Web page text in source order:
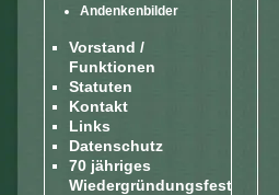
Andenkenbilder
Vorstand /
Funktionen
Statuten
Kontakt
Links
Datenschutz
70 jähriges
Wiedergründungsfest